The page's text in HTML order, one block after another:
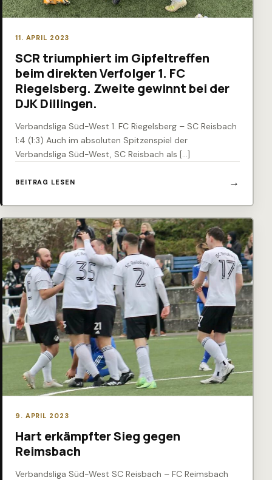
11. APRIL 2023
SCR triumphiert im Gipfeltreffen
beim direkten Verfolger 1. FC
Riegelsberg. Zweite gewinnt bei der
DJK Dillingen.
Verbandsliga Süd-West 1. FC Riegelsberg – SC Reisbach
1:4 (1:3) Auch im absoluten Spitzenspiel der
Verbandsliga Süd-West, SC Reisbach als […]
BEITRAG LESEN
9. APRIL 2023
Hart erkämpfter Sieg gegen
Reimsbach
Verbandsliga Süd-West SC Reisbach – FC Reimsbach